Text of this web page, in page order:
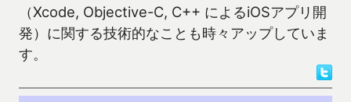
（Xcode, Objective-C, C++ によるiOSアプリ開
発）に関する技術的なことも時々アップしていま
す。